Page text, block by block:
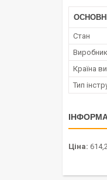
ОСНОВНІ
Стан
Виробник
Країна
Тип
Ціна: